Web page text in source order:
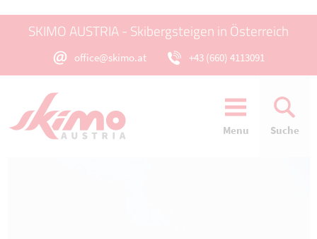
SKIMO AUSTRIA - Skibergsteigen in Österreich
office@skimo.at +43 (660) 4113091
Menu Suche